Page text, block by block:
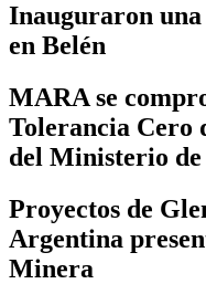
Inauguraron
en Belén
MARA se
Tolerancia Cero
del Ministerio
Proyectos de
Argentina
Minera